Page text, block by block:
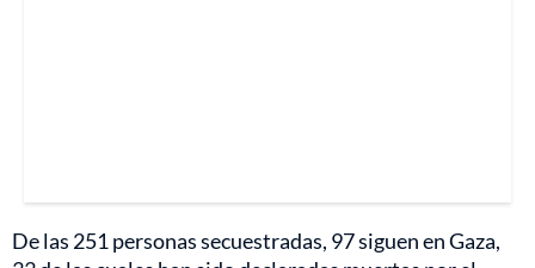
De las 251 personas secuestradas, 97 siguen en Gaza,